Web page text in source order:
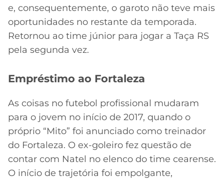
e, consequentemente, o garoto não teve mais
oportunidades no restante da temporada.
Retornou ao time júnior para jogar a Taça RS
pela segunda vez.
Empréstimo ao Fortaleza
As coisas no futebol profissional mudaram
para o jovem no início de 2017, quando o
próprio “Mito” foi anunciado como treinador
do Fortaleza. O ex-goleiro fez questão de
contar com Natel no elenco do time cearense.
O início de trajetória foi empolgante,